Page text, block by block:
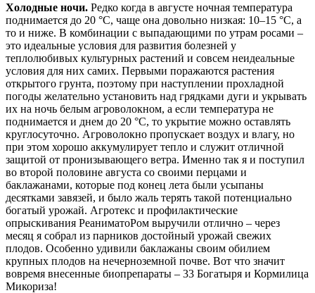
Холодные ночи. Редко когда в августе ночная температура
поднимается до 20 °С, чаще она довольно низкая: 10–15 °С, а
то и ниже. В комбинации с выпадающими по утрам росами –
это идеальные условия для развития болезней у
теплолюбивых культурных растений и совсем неидеальные
условия для них самих. Первыми поражаются растения
открытого грунта, поэтому при наступлении прохладной
погоды желательно установить над грядками дуги и укрывать
их на ночь белым агроволокном, а если температура не
поднимается и днем до 20 °С, то укрытие можно оставлять
круглосуточно. Агроволокно пропускает воздух и влагу, но
при этом хорошо аккумулирует тепло и служит отличной
защитой от пронизывающего ветра. Именно так я и поступил
во второй половине августа со своими перцами и
баклажанами, которые под конец лета были усыпаны
десятками завязей, и было жаль терять такой потенциально
богатый урожай. Агротекс и профилактические
опрыскивания РеаниматоРом выручили отлично – через
месяц я собрал из парников достойный урожай свежих
плодов. Особенно удивили баклажаны своим обилием
крупных плодов на нечерноземной почве. Вот что значит
вовремя внесенные биопрепараты – 33 Богатыря и Кормилица
Микориза!